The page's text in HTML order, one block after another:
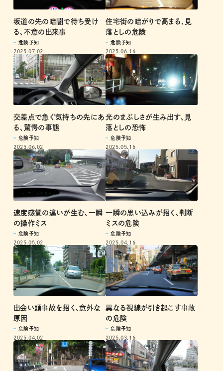
坂道の先の暗闇で待ち受け
る、不意の出来事
危険予知
2025.07.02
住宅街の暗がりで高まる、見
落としの危険
危険予知
2025.06.16
交差点で急ぐ気持ちの先にあ
る、驚愕の事態
危険予知
2025.06.02
光のまぶしさが生み出す、見
落としの恐怖
危険予知
2025.05.16
速度感覚の違いが生む、一瞬
の操作ミス
危険予知
2025.05.02
一瞬の思い込みが招く、判断
ミスの危険
危険予知
2025.04.16
出会い頭事故を招く、意外な
原因
危険予知
2025.04.02
異なる視線が引き起こす事故
の危険
危険予知
2025.03.16